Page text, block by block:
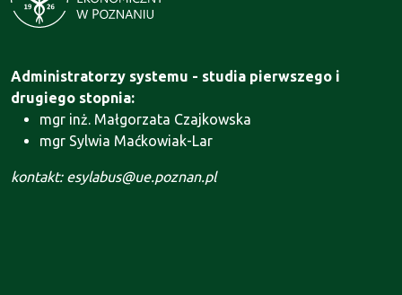
Administratorzy systemu - studia pierwszego i
drugiego stopnia:
mgr inż. Małgorzata Czajkowska
mgr Sylwia Maćkowiak-Lar
kontakt: esylabus@ue.poznan.pl